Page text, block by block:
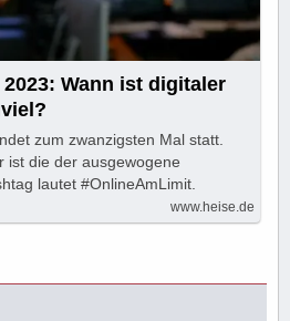
Wann ist digitaler
zum zwanzigsten Mal statt.
ist die der ausgewogene
lautet #OnlineAmLimit.
www.heise.de